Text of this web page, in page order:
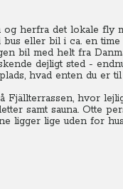
herfra det lokale fly
eller bil i ca. en
bil med helt fra
dejligt sted -
hvad enten du er
hvor
samt sauna. Otte
ligger lige uden for